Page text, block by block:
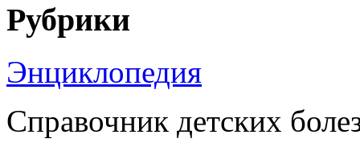
Рубрики
Энциклопедия
Справочник детских